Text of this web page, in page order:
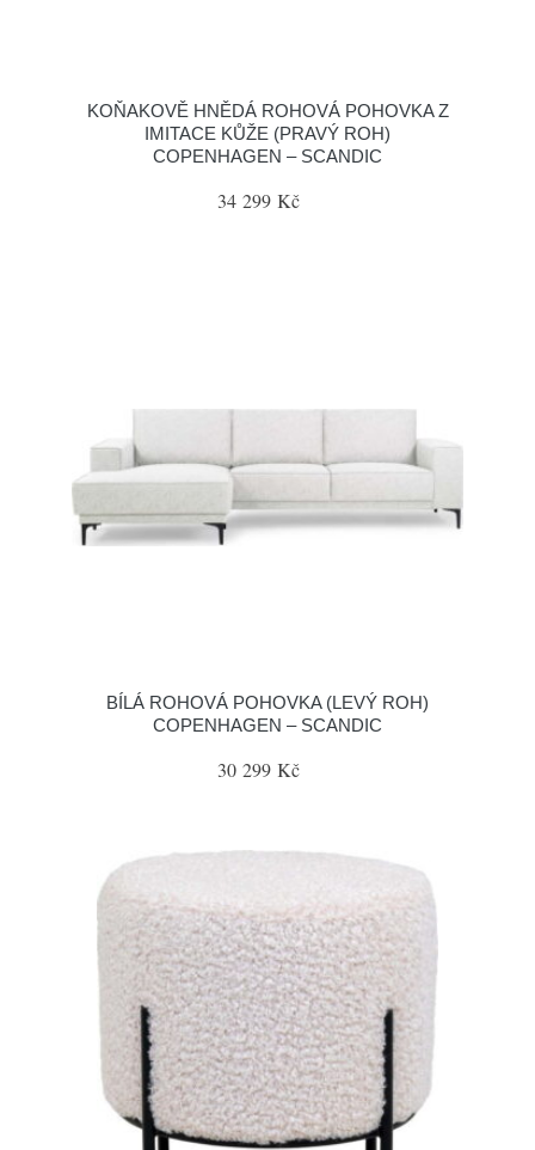
KOŇAKOVĚ HNĚDÁ ROHOVÁ POHOVKA Z
IMITACE KŮŽE (PRAVÝ ROH)
COPENHAGEN – SCANDIC
34 299 Kč
BÍLÁ ROHOVÁ POHOVKA (LEVÝ ROH)
COPENHAGEN – SCANDIC
30 299 Kč